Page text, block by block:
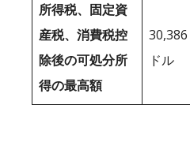
所得税、固定資
産税、消費税控
除後の可処分所
得の最高額
30,386
ドル